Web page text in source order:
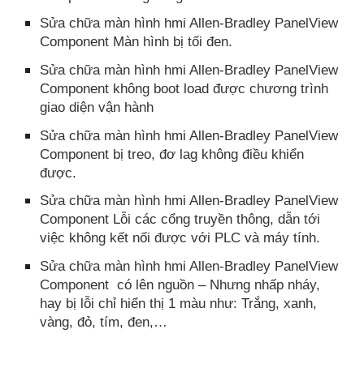
Sửa chữa màn hình hmi Allen-Bradley PanelView
Component Màn hình bị tối đen.
Sửa chữa màn hình hmi Allen-Bradley PanelView
Component không boot load được chương trình
giao diện vận hành
Sửa chữa màn hình hmi Allen-Bradley PanelView
Component bị treo, đơ lag không điều khiển
được.
Sửa chữa màn hình hmi Allen-Bradley PanelView
Component Lỗi các cổng truyền thông, dẫn tới
việc không kết nối được với PLC và máy tính.
Sửa chữa màn hình hmi Allen-Bradley PanelView
Component có lên nguồn – Nhưng nhấp nháy,
hay bị lỗi chỉ hiển thị 1 màu như: Trắng, xanh,
vàng, đỏ, tím, đen,…